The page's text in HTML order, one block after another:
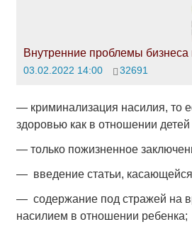
Внутренние проблемы
03.02.2022 14:00 32691
— криминализация насилия, то
здоровью как в отношении детей
— только пожизненное
— введение статьи, касающейся
— содержание под стражей на
насилием в отношении ребенка;